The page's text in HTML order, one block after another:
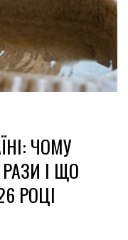
ЧОМУ
І ЩО
РОЦІ